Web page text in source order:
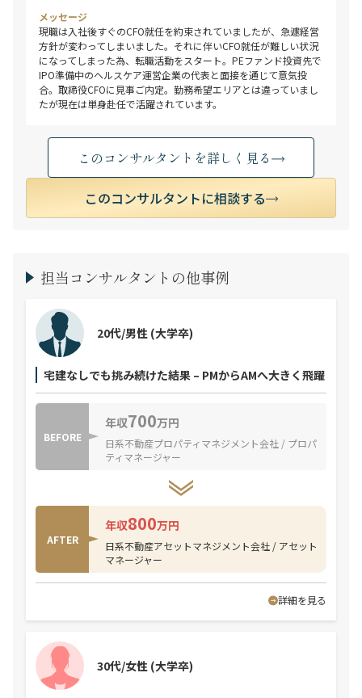
メッセージ
現職は入社後すぐのCFO就任を約束されていましたが、急遽経営
方針が変わってしまいました。それに伴いCFO就任が難しい状況
になってしまった為、転職活動をスタート。PEファンド投資先で
IPO準備中のヘルスケア運営企業の代表と面接を通じて意気投
合。取締役CFOに見事ご内定。勤務希望エリアとは違っていまし
たが現在は単身赴任で活躍されています。
このコンサルタントを詳しく見る
このコンサルタントに相談する
担当コンサルタントの他事例
宅建なしでも挑み続けた結果 – PMからAMへ大きく飛躍
20代/男性 (大学卒)
BEFORE
年収700万円
日系不動産プロパティマネジメント会社 / プロパ
ティマネージャー
AFTER
年収800万円
日系不動産アセットマネジメント会社 / アセット
マネージャー
詳細を見る
30代/女性 (大学卒)